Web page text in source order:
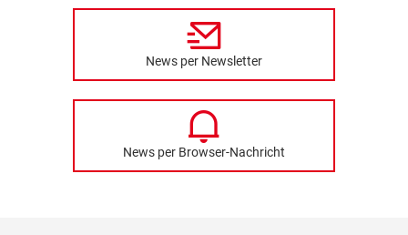
News per Newsletter
News per Browser-Nachricht